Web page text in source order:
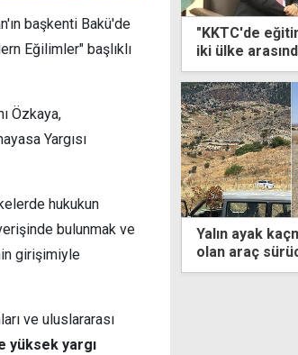
başkenti Bakü'de
Eğilimler" başlıklı
Özkaya,
Yargısı
hukukun
bulunmak ve
girişimiyle
ve uluslararası
yüksek yargı
"KKTC'de
iki ülke
kazaya sebep
desteğiyle
Ali Esergül